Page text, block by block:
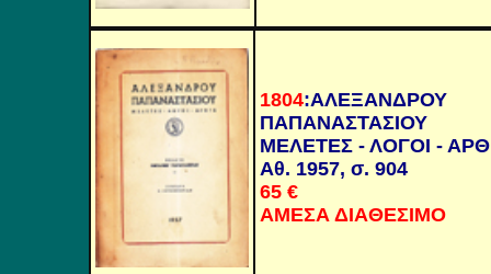
1804:ΑΛΕΞΑΝΔΡΟΥ
ΠΑΠΑΝΑΣΤΑΣΙΟΥ
ΜΕΛΕΤΕΣ - ΛΟΓΟΙ -
Αθ. 1957, σ. 904
65€
ΑΜΕΣΑ ΔΙΑΘΕΣΙΜΟ